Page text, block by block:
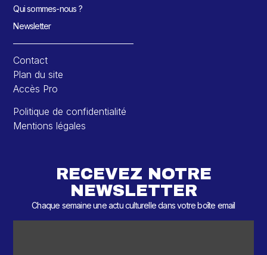
Qui sommes-nous ?
Newsletter
Contact
Plan du site
Accès Pro
Politique de confidentialité
Mentions légales
RECEVEZ NOTRE
NEWSLETTER
Chaque semaine une actu culturelle dans votre boîte email